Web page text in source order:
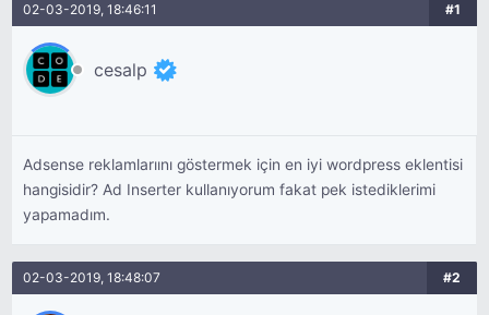
02-03-2019, 18:46:11 #1
cesalp
Adsense reklamlarıını göstermek için en iyi wordpress eklentisi
hangisidir? Ad Inserter kullanıyorum fakat pek istediklerimi
yapamadım.
02-03-2019, 18:48:07 #2